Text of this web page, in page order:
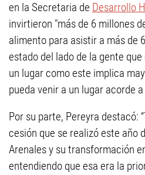
en la Secretaria de Desarrollo
invirtieron "más de 6 millones
alimento para asistir a más de
estado del lado de la gente
un lugar como este implica
pueda venir a un lugar acorde
Por su parte, Pereyra destacó:
cesión que se realizó este año
Arenales y su transformación
entendiendo que esa era la